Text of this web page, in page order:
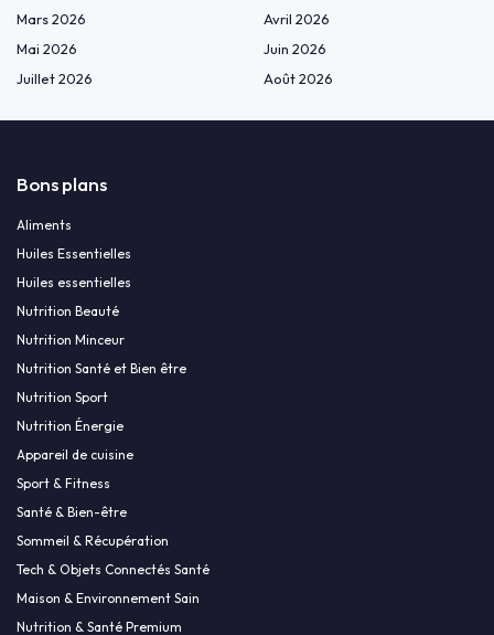
Mars 2026
Avril 2026
Mai 2026
Juin 2026
Juillet 2026
Août 2026
Bons plans
Aliments
Huiles Essentielles
Huiles essentielles
Nutrition Beauté
Nutrition Minceur
Nutrition Santé et Bien être
Nutrition Sport
Nutrition Énergie
Appareil de cuisine
Sport & Fitness
Santé & Bien-être
Sommeil & Récupération
Tech & Objets Connectés Santé
Maison & Environnement Sain
Nutrition & Santé Premium